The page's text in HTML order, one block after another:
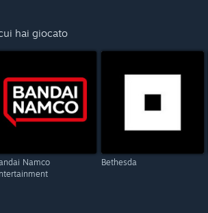
hai giocato
Namco
Bethesda